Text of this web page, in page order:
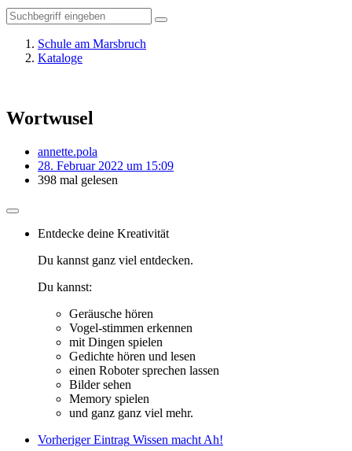
Schule am Marsbruch
Kataloge
Wortwusel
annette.pola
28. Februar 2022 um 15:09
398 mal gelesen
Entdecke deine Kreativität
Du kannst ganz viel entdecken.
Du kannst:
Geräusche hören
Vogel-stimmen erkennen
mit Dingen spielen
Gedichte hören und lesen
einen Roboter sprechen lassen
Bilder sehen
Memory spielen
und ganz ganz viel mehr.
Vorheriger Eintrag Wissen macht Ah!